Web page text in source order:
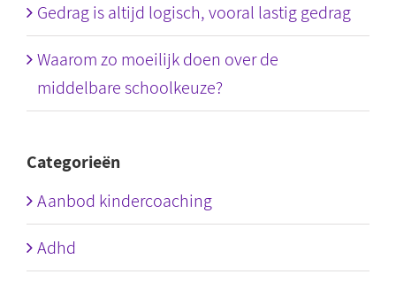
Gedrag is altijd logisch, vooral lastig gedrag
Waarom zo moeilijk doen over de
middelbare schoolkeuze?
Categorieën
Aanbod kindercoaching
Adhd